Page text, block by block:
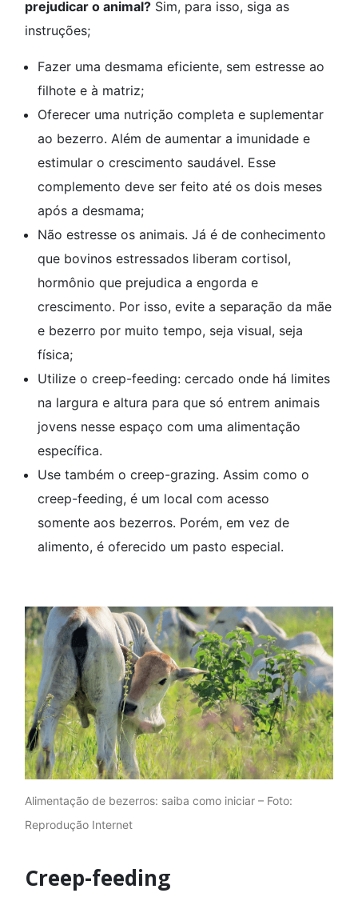
prejudicar o animal? Sim, para isso, siga as
instruções;
Fazer uma desmama eficiente, sem estresse ao
filhote e à matriz;
Oferecer uma nutrição completa e suplementar
ao bezerro. Além de aumentar a imunidade e
estimular o crescimento saudável. Esse
complemento deve ser feito até os dois meses
após a desmama;
Não estresse os animais. Já é de conhecimento
que bovinos estressados liberam cortisol,
hormônio que prejudica a engorda e
crescimento. Por isso, evite a separação da mãe
e bezerro por muito tempo, seja visual, seja
física;
Utilize o creep-feeding: cercado onde há limites
na largura e altura para que só entrem animais
jovens nesse espaço com uma alimentação
específica.
Use também o creep-grazing. Assim como o
creep-feeding, é um local com acesso
somente aos bezerros. Porém, em vez de
alimento, é oferecido um pasto especial.
Alimentação de bezerros: saiba como iniciar – Foto:
Reprodução Internet
Creep-feeding